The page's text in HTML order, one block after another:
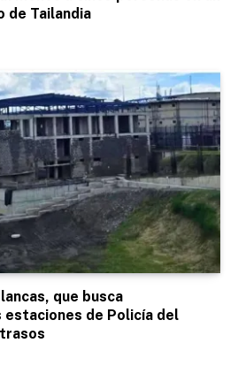
de Tailandia
que busca
de Policía del